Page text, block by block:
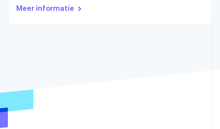
Oprichting van een start-up
CO₂-verwijdering
Media en entertainment
Non-profitorganisaties
Developerblog
Meer informatie